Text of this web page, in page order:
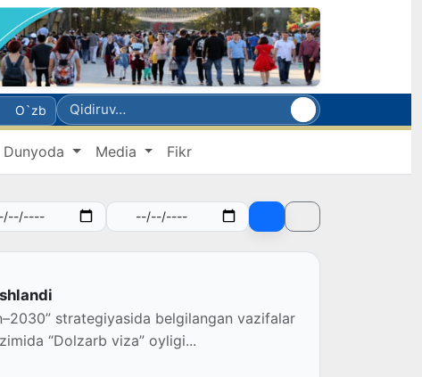
O`zb
Dunyoda Media Fikr
strategiyasida belgilangan vazifalar
“Dolzarb viza” oyligi...